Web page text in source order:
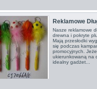
Reklamowe
Nasze reklamowe
drewna i pokryte
Mają przesłodki
się podczas
promocyjnych.
ukierunkowaną na
idealny gadżet...